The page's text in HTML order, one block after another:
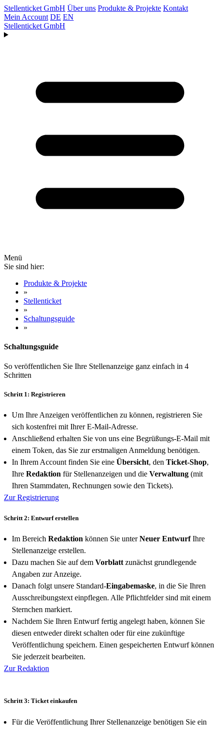
Stellenticket GmbH Über uns Produkte & Projekte Kontakt
Mein Account DE EN
Stellenticket GmbH
Menü
Sie sind hier:
Produkte & Projekte
»
Stellenticket
»
Schaltungsguide
»
Schaltungsguide
So veröffentlichen Sie Ihre Stellenanzeige ganz einfach in 4
Schritten
Schritt 1: Registrieren
Um Ihre Anzeigen veröffentlichen zu können, registrieren Sie
sich kostenfrei mit Ihrer E-Mail-Adresse.
Anschließend erhalten Sie von uns eine Begrüßungs-E-Mail mit
einem Token, das Sie zur erstmaligen Anmeldung benötigen.
In Ihrem Account finden Sie eine Übersicht, den Ticket-Shop,
Ihre Redaktion für Stellenanzeigen und die Verwaltung (mit
Ihren Stammdaten, Rechnungen sowie den Tickets).
Zur Registrierung
Schritt 2: Entwurf erstellen
Im Bereich Redaktion können Sie unterNeuer EntwurfIhre
Stellenanzeige erstellen.
Dazu machen Sie auf dem Vorblatt zunächst grundlegende
Angaben zur Anzeige.
Danach folgt unsere Standard-Eingabemaske, in die Sie Ihren
Ausschreibungstext einpflegen. Alle Pflichtfelder sind mit einem
Sternchen markiert.
Nachdem Sie Ihren Entwurf fertig angelegt haben, können Sie
diesen entweder direkt schalten oder für eine zukünftige
Veröffentlichung speichern. Einen gespeicherten Entwurf können
Sie jederzeit bearbeiten.
Zur Redaktion
Schritt 3: Ticket einkaufen
Für die Veröffentlichung Ihrer Stellenanzeige benötigen Sie ein